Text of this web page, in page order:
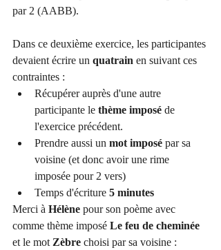
par 2 (AABB).
Dans ce deuxième exercice, les participantes
devaient écrire un quatrain en suivant ces
contraintes :
Récupérer auprès d'une autre
participante le thème imposé de
l'exercice précédent.
Prendre aussi un mot imposé par sa
voisine (et donc avoir une rime
imposée pour 2 vers)
Temps d'écriture 5 minutes
Merci à Hélène pour son poème avec
comme thème imposé Le feu de cheminée
et le mot Zèbre choisi par sa voisine :